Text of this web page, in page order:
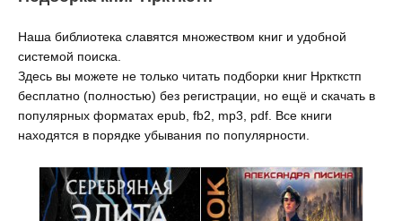
Наша библиотека славятся множеством книг и удобной
системой поиска.
Здесь вы можете не только читать подборки книг Нркткстп
бесплатно (полностью) без регистрации, но ещё и скачать в
популярных форматах epub, fb2, mp3, pdf. Все книги
находятся в порядке убывания по популярности.